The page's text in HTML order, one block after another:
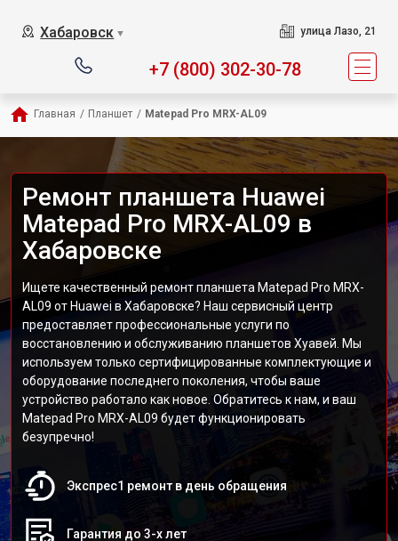
Хабаровск ▼ улица Лазо, 21
+7 (800) 302-30-78
Главная / Планшет / Matepad Pro MRX-AL09
Ремонт планшета Huawei
Matepad Pro MRX-AL09 в
Хабаровске
Ищете качественный ремонт планшета Matepad Pro MRX-
AL09 от Huawei в Хабаровске? Наш сервисный центр
предоставляет профессиональные услуги по
восстановлению и обслуживанию планшетов Хуавей. Мы
используем только сертифицированные комплектующие и
оборудование последнего поколения, чтобы ваше
устройство работало как новое. Обратитесь к нам, и ваш
Matepad Pro MRX-AL09 будет функционировать
безупречно!
Экспрес1 ремонт в день обращения
Гарантия до 3-х лет